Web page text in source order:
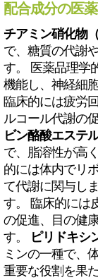
配合成分の医
チアミン硝化物
で、糖質の代謝
す。 医薬品理学
機能し、神経細
臨床的には疲労
ルコール代謝の
ビン酪酸エステ
で、脂溶性が高
的には体内でリ
て代謝に関与し
す。 臨床的には
の促進、目の健
す。
ピリドキシ
ミンの一種で、
重要な役割を果